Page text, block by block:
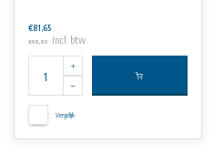
€81,65
€98,80 Incl. btw
Vergelijk